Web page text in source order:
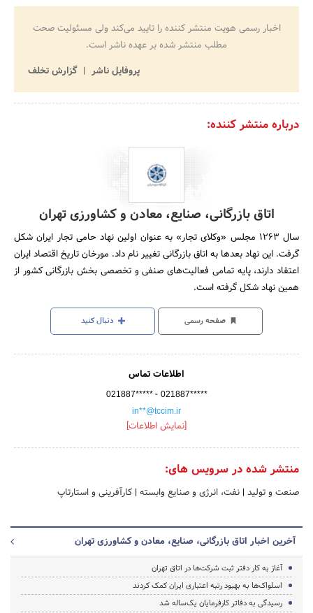
اخبار رسمی هویت منتشر کننده را تایید می‌کند ولی مسئولیت صحت
مطلب منتشر شده بر عهده ناشر است.
پروفایل ناشر
گزارش تخلف
درباره منتشر کننده:
اتاق بازرگانی، صنایع، معادن و کشاورزی تهران
سال 1263 مجلس «وکلای تجار» به عنوان اولین نهاد حامی تجار ایران شکل
گرفت. این نهاد بعدها به اتاق بازرگانی تغییر نام داد. مورخان تاریخ اقتصاد ایران
اعتقاد دارند، پایه تمامی فعالیت‌های صنفی و تخصصی بخش بازرگانی کشور از
همین نهاد شکل گرفته است.
صفحه رسمی دنبال کنید
اطلاعات تماس
021887***** - 021887*****
in**@tccim.ir
[نمایش اطلاعات]
منتشر شده در سرویس های:
صنعت و تولید | نفت، انرژی و صنایع وابسته | کارآفرینی و استارتاپ
آخرین اخبار اتاق بازرگانی، صنایع، معادن و کشاورزی تهران
آغاز به کار دفتر ثبت شرکت‌ها در اتاق تهران
اسلواک‌ها به بهبود رتبه اعتباری ایران کمک کردند
رسیدگی به دفاتر کارفرمایان یک‌ساله شد